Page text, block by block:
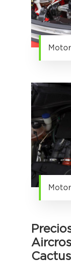
Cactus